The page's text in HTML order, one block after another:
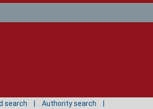
search
Authority search